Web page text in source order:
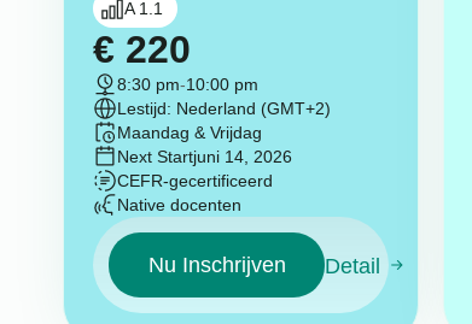
A 1.1
€ 220
8:30 pm-10:00 pm
Lestijd: Nederland (GMT+2)
Maandag & Vrijdag
Next Startjuni 14, 2026
CEFR-gecertificeerd
Native docenten
Nu Inschrijven Detail